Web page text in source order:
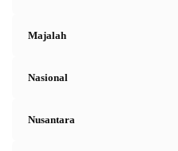
Majalah
Nasional
Nusantara